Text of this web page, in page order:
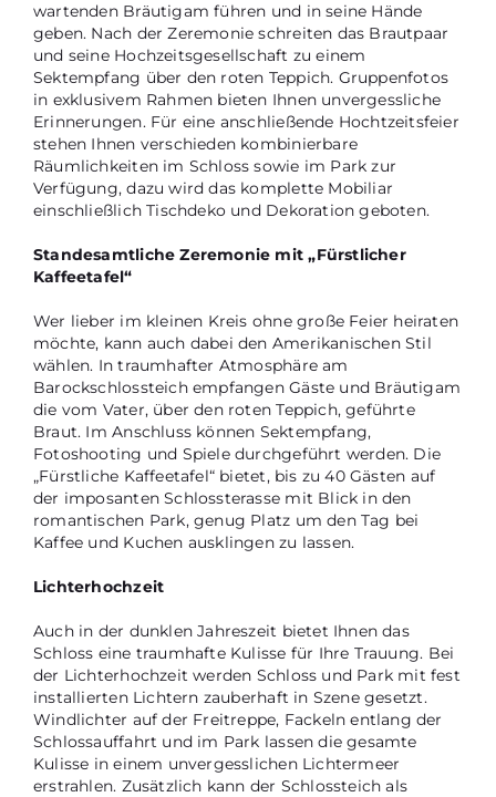
wartenden Bräutigam führen und in seine Hände
geben. Nach der Zeremonie schreiten das Brautpaar
und seine Hochzeitsgesellschaft zu einem
Sektempfang über den roten Teppich. Gruppenfotos
in exklusivem Rahmen bieten Ihnen unvergessliche
Erinnerungen. Für eine anschließende Hochtzeitsfeier
stehen Ihnen verschieden kombinierbare
Räumlichkeiten im Schloss sowie im Park zur
Verfügung, dazu wird das komplette Mobiliar
einschließlich Tischdeko und Dekoration geboten.
Standesamtliche Zeremonie mit „Fürstlicher
Kaffeetafel“
Wer lieber im kleinen Kreis ohne große Feier heiraten
möchte, kann auch dabei den Amerikanischen Stil
wählen. In traumhafter Atmosphäre am
Barockschlossteich empfangen Gäste und Bräutigam
die vom Vater, über den roten Teppich, geführte
Braut. Im Anschluss können Sektempfang,
Fotoshooting und Spiele durchgeführt werden. Die
„Fürstliche Kaffeetafel“ bietet, bis zu 40 Gästen auf
der imposanten Schlossterasse mit Blick in den
romantischen Park, genug Platz um den Tag bei
Kaffee und Kuchen ausklingen zu lassen.
Lichterhochzeit
Auch in der dunklen Jahreszeit bietet Ihnen das
Schloss eine traumhafte Kulisse für Ihre Trauung. Bei
der Lichterhochzeit werden Schloss und Park mit fest
installierten Lichtern zauberhaft in Szene gesetzt.
Windlichter auf der Freitreppe, Fackeln entlang der
Schlossauffahrt und im Park lassen die gesamte
Kulisse in einem unvergesslichen Lichtermeer
erstrahlen. Zusätzlich kann der Schlossteich als